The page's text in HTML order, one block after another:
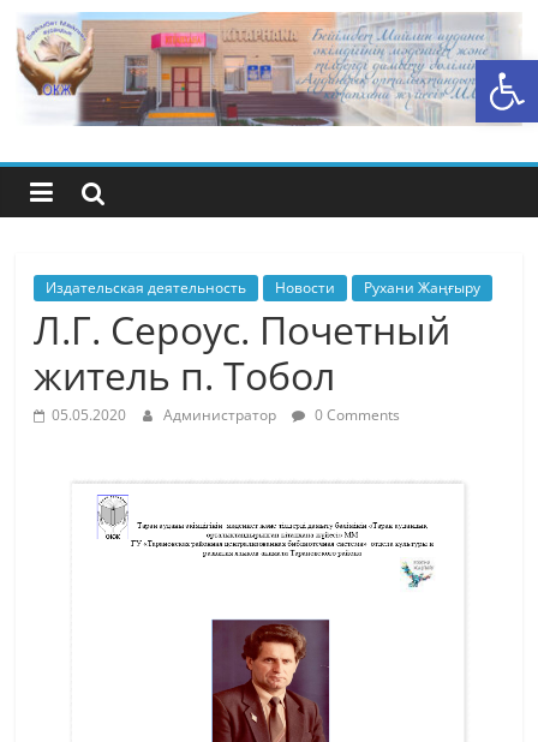
Открыть панель инструментов
Перейти
содержимому
Центральная
библиотечная
система
района
Беимбета
Майлина
Издательская деятельность Новости Рухани Жаңғыру
Л.Г. Сероус. Почетный
житель п. Тобол
05.05.2020 Администратор 0 Comments